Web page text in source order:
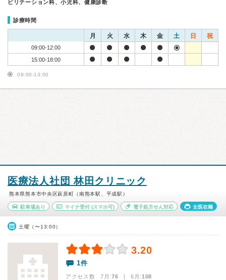
ビリテーション科、小児科、健康診断
診療時間
月 火 水 木 金 土 日 祝
09:00-12:00
15:00-18:00
09:00-13:00
医療法人社団 林田クリニック
熊本県熊本市中央区萩原町（南熊本駅、平成駅）
駐車場あり マイナ受付(スマホ可) 電子処方せん対応 女医在籍
土曜（〜13:00）
3.20
1件
アクセス数 7月:76 | 6月:108